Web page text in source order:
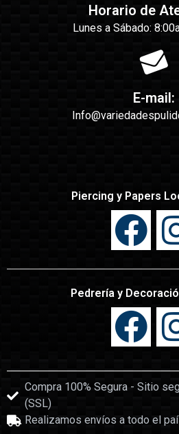
Horario de
Lunes a Sábado:
E-mail:
Piercing y Papers
Pedrería y
Compra 100% Segura - Sitio
(SSL)
Realizamos envíos a todo el